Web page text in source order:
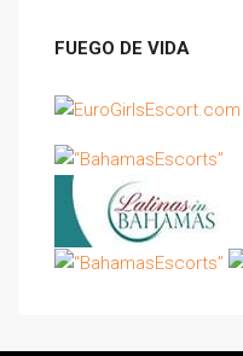
FUEGO DE VIDA